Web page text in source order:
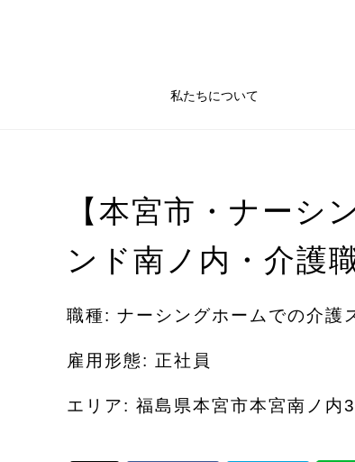
私たちについて
【本宮市・ナーシ
ンド南ノ内・介護
職種: ナーシングホームでの介護
雇用形態: 正社員
エリア: 福島県本宮市本宮南ノ内